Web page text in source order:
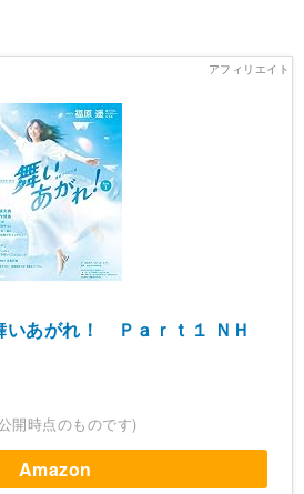
あがれ！ Ｐａｒｔ１ ＮＨ
開時点のものです)
Amazon